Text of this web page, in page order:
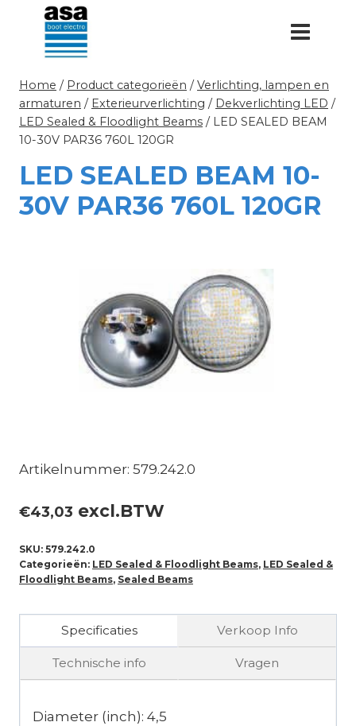
Doorgaan
inhoud
Home / Product categorieën / Verlichting, lampen en
armaturen / Exterieurverlichting / Dekverlichting LED /
LED Sealed & Floodlight Beams / LED SEALED BEAM
10-30V PAR36 760L 120GR
LED SEALED BEAM 10-
30V PAR36 760L 120GR
Artikelnummer: 579.242.0
€43,03 excl.BTW
SKU: 579.242.0
Categorieën: LED Sealed & Floodlight Beams, LED Sealed &
Floodlight Beams, Sealed Beams
Specificaties Verkoop Info
Technische info Vragen
Diameter (inch): 4,5